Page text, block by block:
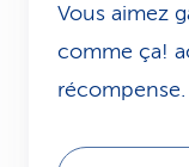
Vous aimez
comme ça!
récompense.